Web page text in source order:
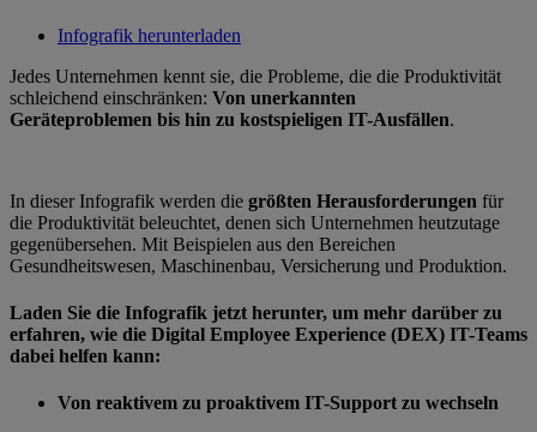
Infografik herunterladen
Jedes Unternehmen kennt sie, die Probleme, die die Produktivität
schleichend einschränken: Von unerkannten
Geräteproblemen bis hin zu kostspieligen IT-Ausfällen.
In dieser Infografik werden die größten Herausforderungen für
die Produktivität beleuchtet, denen sich Unternehmen heutzutage
gegenübersehen. Mit Beispielen aus den Bereichen
Gesundheitswesen, Maschinenbau, Versicherung und Produktion.
Laden Sie die Infografik jetzt herunter, um mehr darüber zu
erfahren, wie die Digital Employee Experience (DEX) IT-Teams
dabei helfen kann:
Von reaktivem zu proaktivem IT-Support zu wechseln